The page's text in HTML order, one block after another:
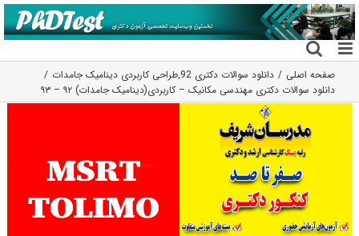
رفتن
به
محتوا
صفحه اصلی دانلود سوالات دکتری 92 ,طراحی کاربردی دینامیک جامدات
دانلود سوالات دکتری مهندسی مکانیک – کاربردی(دینامیک جامدات) ۹۲ – ۹۳